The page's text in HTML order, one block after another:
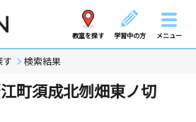
教室を探す 学習中の方 メニュー
す 検索結果
町須成北刎畑東ノ切